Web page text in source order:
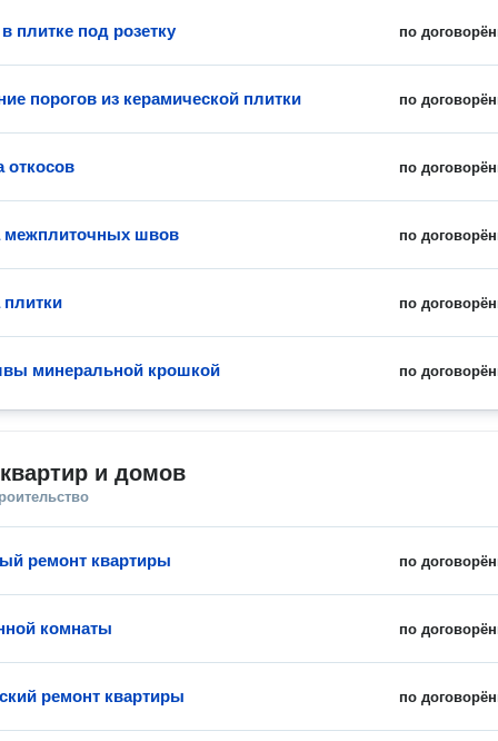
по
плитке под розетку
по
порогов из керамической плитки
по
откосов
по
межплиточных швов
по
плитки
по
минеральной крошкой
и домов
по
ремонт квартиры
по
комнаты
по
ремонт квартиры